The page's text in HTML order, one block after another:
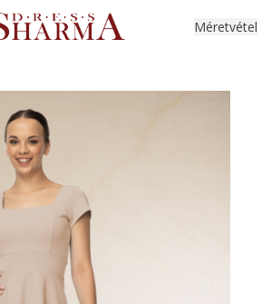
Méretvétel